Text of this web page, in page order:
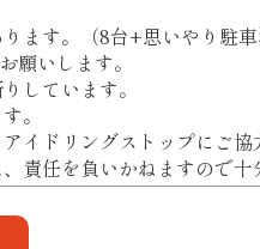
す。（8台+思いやり駐車
いします。
しています。
。
ドリングストップにご協
任を負いかねますので十